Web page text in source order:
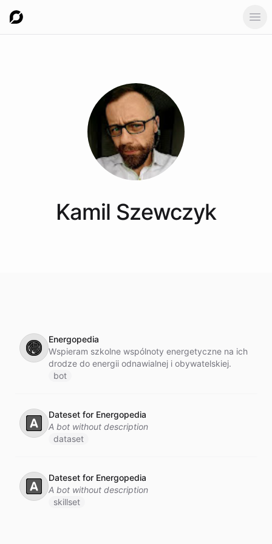
Kamil Szewczyk
🉐
Energopedia
Wspieram szkolne wspólnoty energetyczne na ich
drodze do energii odnawialnej i obywatelskiej.
bot
🅰️
Dateset for Energopedia
A bot without description
dataset
🅰️
Dateset for Energopedia
A bot without description
skillset